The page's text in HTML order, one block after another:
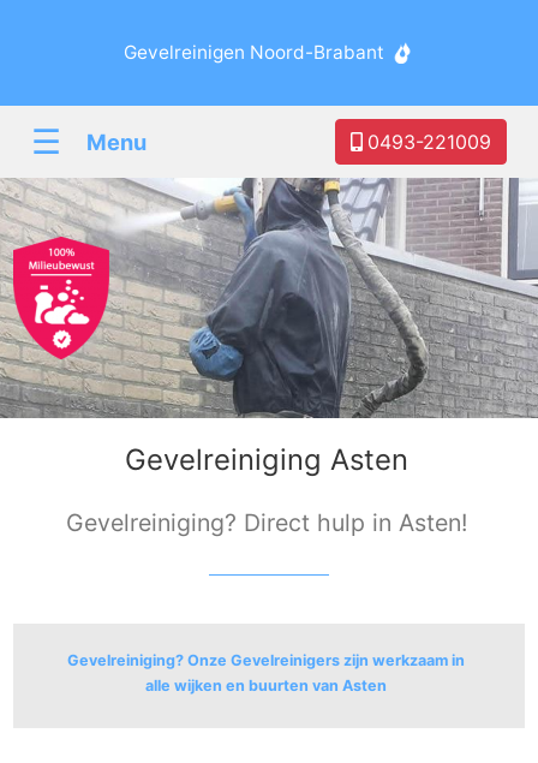
Gevelreinigen Noord-Brabant
☰ Menu 0493-221009
Gevelreiniging Asten
Gevelreiniging? Direct hulp in Asten!
Gevelreiniging? Onze Gevelreinigers zijn werkzaam in
alle wijken en buurten van Asten